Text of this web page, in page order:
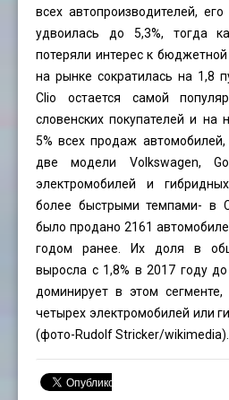
всех автопроизводителей,
удвоилась до 5,3%, тогда
потеряли интерес к
на рынке сократилась на 1,8
Clio остается самой
словенских покупателей и на
5% всех продаж
две модели Volkswagen,
электромобилей и
более быстрыми темпами- в
было продано 2161
годом ранее. Их доля в
выросла с 1,8% в 2017 году
доминирует в этом
четырех электромобилей или
(фото-Rudolf Stricker/wikimedia).